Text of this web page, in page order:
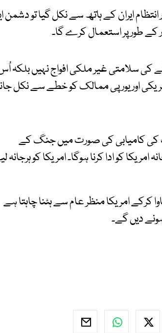
انتظام ایران کے ہاتھ سے نکل گیا تو
کے طور پر استعمال کرے گا۔
کی سلامتی غیر ملکی افواج نہیں بلکہ
اور یورپی ممالک کو خطے سے نکل
کی کامیابی کی صورت میں جنگ کے
کو ادا کرنا ہوگا۔ امریکا کو ہرجانہ
کرکے امریکا منظر عام سے ہٹنا چاہتا ہے
دیں گے۔